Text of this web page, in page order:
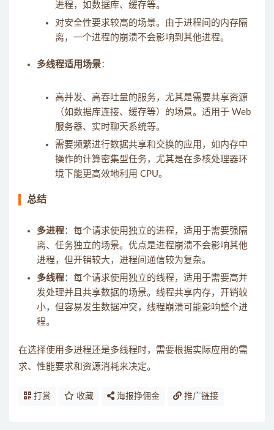
进程，如数据库、缓存等。
对安全性要求较高的场景。由于进程间的内存隔
离，一个进程的崩溃不会影响到其他进程。
多线程适用场景：
高并发、高吞吐量的服务，尤其是需要共享资源
（如数据库连接、缓存等）的场景。适用于 Web
服务器、实时聊天系统等。
需要频繁进行数据共享和交换的应用，如内存中
操作的计算密集型任务，尤其是在多核处理器环
境下能更高效地利用 CPU。
总结
多进程：每个请求使用独立的进程，适用于需要强隔
离、任务独立的场景。优点是进程崩溃不会影响其他
进程，但开销较大，进程间通信较为复杂。
多线程：每个请求使用独立的线程，适用于需要高并
发处理并且共享数据的场景。线程共享内存，开销较
小，但容易发生数据冲突，线程崩溃可能影响整个进
程。
在选择使用多进程还是多线程时，需要根据实际应用的需
求、性能要求和资源消耗来决定。
打赏 收藏 海报挣佣金 推广链接